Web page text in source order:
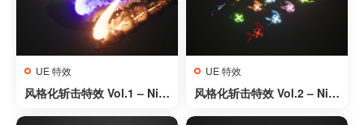
UE 特效
风格化斩击特效 Vol.1 – Nia
UE 特效
风格化斩击特效 Vol.2 – Nia